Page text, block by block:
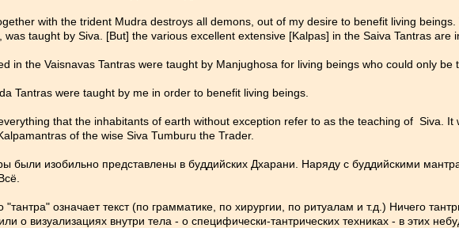
with the trident Mudra destroys all demons, out of my desire to benefit living
taught by Siva. [But] the various excellent extensive [Kalpas] in the Saiva Tantras are
in the Vaisnavas Tantras were taught by Manjughosa for living beings who could only be
Tantras were taught by me in order to benefit living beings.
that the inhabitants of earth without exception refer to as the teaching of Siva.
of the wise Siva Tumburu the Trader.
были изобильно представлены в буддийских Дхарани. Наряду с буддийскими
означает текст (по грамматике, по хирургии, по ритуалам и т.д.) Ничего
о визуализациях внутри тела - о специфически-тантрических техниках - в этих